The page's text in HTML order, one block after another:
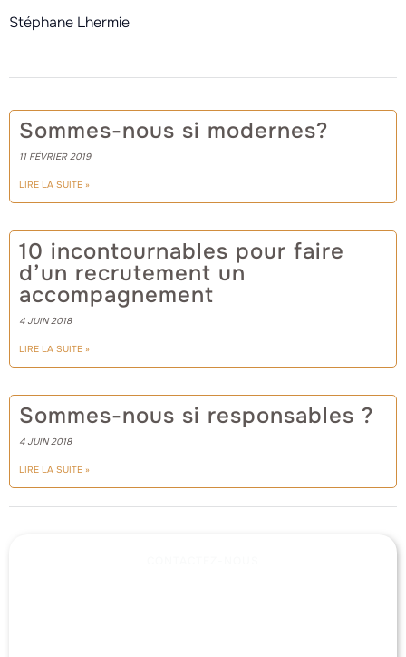
Stéphane Lhermie
Sommes-nous si modernes?
11 FÉVRIER 2019
LIRE LA SUITE »
10 incontournables pour faire
d’un recrutement un
accompagnement
4 JUIN 2018
LIRE LA SUITE »
Sommes-nous si responsables ?
4 JUIN 2018
LIRE LA SUITE »